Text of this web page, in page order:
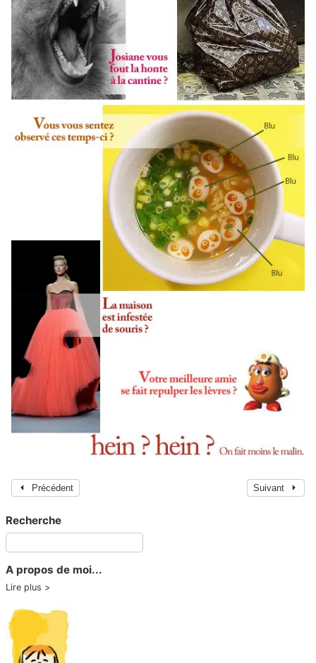
Précédent Suivant
Recherche
A propos de moi...
Lire plus